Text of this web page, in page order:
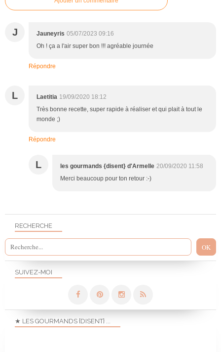
J Jauneyris 05/07/2023 09:16
Oh ! ça a l'air super bon !!! agréable journée
Répondre
L Laetitia 19/09/2020 18:12
Très bonne recette, super rapide à réaliser et qui plait à tout le
monde ;)
Répondre
L les gourmands {disent} d'Armelle 20/09/2020 11:58
Merci beaucoup pour ton retour :-)
SUIVEZ-MOI
RECHERCHE
★ LES GOURMANDS {DISENT} ...